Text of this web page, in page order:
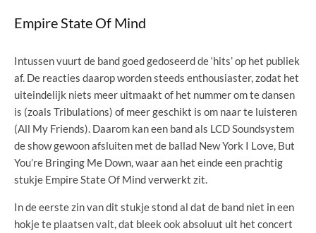
Empire State Of Mind
Intussen vuurt de band goed gedoseerd de ‘hits’ op het publiek
af. De reacties daarop worden steeds enthousiaster, zodat het
uiteindelijk niets meer uitmaakt of het nummer om te dansen
is (zoals Tribulations) of meer geschikt is om naar te luisteren
(All My Friends). Daarom kan een band als LCD Soundsystem
de show gewoon afsluiten met de ballad New York I Love, But
You’re Bringing Me Down, waar aan het einde een prachtig
stukje Empire State Of Mind verwerkt zit.
In de eerste zin van dit stukje stond al dat de band niet in een
hokje te plaatsen valt, dat bleek ook absoluut uit het concert